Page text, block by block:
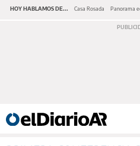
HOY HABLAMOS DE... Casa Rosada Panorama